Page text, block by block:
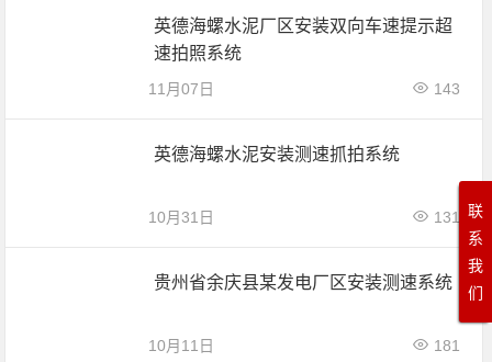
英德海螺水泥厂区安装双向车速提示超
速拍照系统
11月07日 143
英德海螺水泥安装测速抓拍系统
10月31日 131
贵州省余庆县某发电厂区安装测速系统
10月11日 181
联
系
我
们